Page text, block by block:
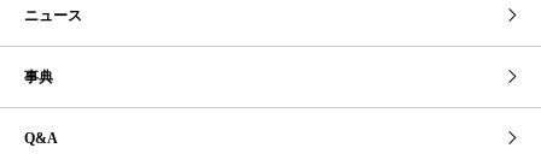
ニュース
事典
Q&A